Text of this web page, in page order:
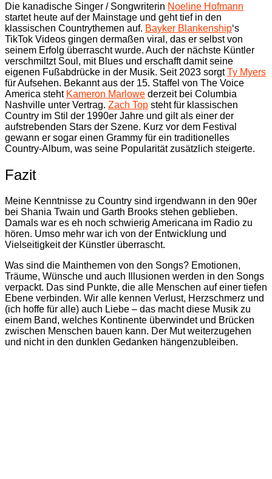
Die kanadische Singer / Songwriterin Noeline Hofmann
startet heute auf der Mainstage und geht tief in den
klassischen Countrythemen auf. Bayker Blankenship‘s
TikTok Videos gingen dermaßen viral, das er selbst von
seinem Erfolg überrascht wurde. Auch der nächste Küntler
verschmiltzt Soul, mit Blues und erschafft damit seine
eigenen Fußabdrücke in der Musik. Seit 2023 sorgtTy Myers
für Aufsehen. Bekannt aus der 15. Staffel von The Voice
America steht Kameron Marlowe derzeit bei Columbia
Nashville unter Vertrag. Zach Top steht für klassischen
Country im Stil der 1990er Jahre und gilt als einer der
aufstrebenden Stars der Szene. Kurz vor dem Festival
gewann er sogar einen Grammy für ein traditionelles
Country-Album, was seine Popularität zusätzlich steigerte.
Fazit
Meine Kenntnisse zu Country sind irgendwann in den 90er
bei Shania Twain und Garth Brooks stehen geblieben.
Damals war es eh noch schwierig Americana im Radio zu
hören. Umso mehr war ich von der Entwicklung und
Vielseitigkeit der Künstler überrascht.
Was sind die Mainthemen von den Songs? Emotionen,
Träume, Wünsche und auch Illusionen werden in den Songs
verpackt. Das sind Punkte, die alle Menschen auf einer tiefen
Ebene verbinden. Wir alle kennen Verlust, Herzschmerz und
(ich hoffe für alle) auch Liebe – das macht diese Musik zu
einem Band, welches Kontinente überwindet und Brücken
zwischen Menschen bauen kann. Der Mut weiterzugehen
und nicht in den dunklen Gedanken hängenzubleiben.